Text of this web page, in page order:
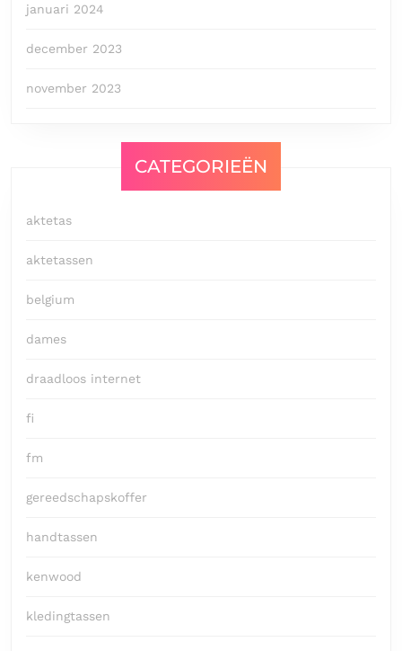
januari 2024
december 2023
november 2023
CATEGORIEËN
aktetas
aktetassen
belgium
dames
draadloos internet
fi
fm
gereedschapskoffer
handtassen
kenwood
kledingtassen